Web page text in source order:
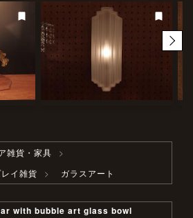
雑貨・家具
イ雑貨
ガラスアート
with bubble art glass bowl